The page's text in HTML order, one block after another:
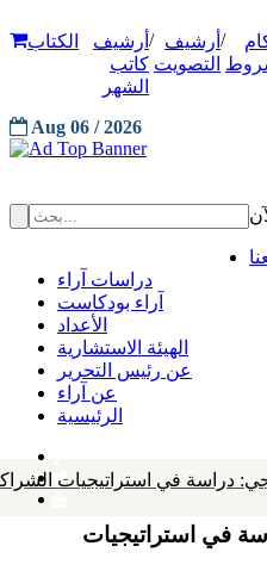
/ أرشيف
التصويت
/ أرشيف
كاتب
الشهر
الكتاب
Aug 06 / 2026
دراسات آراء
آراء بودكاست
الأعداد
الهيئة الاستشارية
عن رئيس التحرير
عن آراء
الرئيسية
دراسة في استراتيجيات
في استراتيجيات